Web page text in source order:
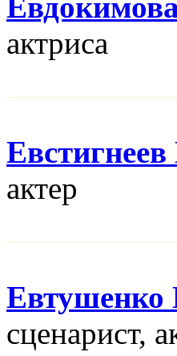
актриса
актер
Евтушенко
сценарист,